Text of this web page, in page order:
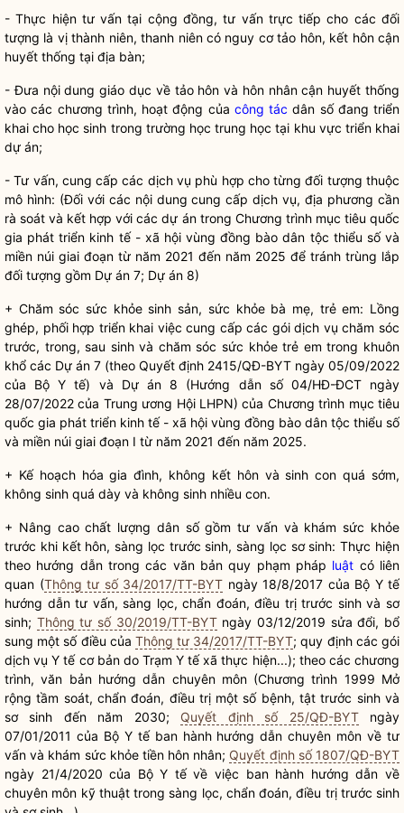
- Thực hiện tư vấn tại cộng đồng, tư vấn trực tiếp cho các đối
tượng là vị thành niên, thanh niên có nguy cơ tảo hôn, kết hôn cận
huyết thống tại địa bàn;
- Đưa nội dung giáo dục về tảo hôn và hôn nhân cận huyết thống
vào các chương trình, hoạt động của công tác dân số đang triển
khai cho học sinh trong trường học trung học tại khu vực triển khai
dự án;
- Tư vấn, cung cấp các dịch vụ phù hợp cho từng đối tượng thuộc
mô hình: (Đối với các nội dung cung cấp dịch vụ, địa phương cần
rà soát và kết hợp với các dự án trong Chương trình mục tiêu quốc
gia phát triển kinh tế - xã hội vùng đồng bàodân tộc thiểu số và
miền núi giai đoạn từ năm 2021 đến năm 2025 để tránh trùng lắp
đối tượng gồm Dự án 7; Dự án 8)
+ Chăm sóc sức khỏe sinh sản, sức khỏe bà mẹ, trẻ em: Lồng
ghép, phối hợp triển khai việc cung cấp các gói dịch vụ chăm sóc
trước, trong, sau sinh và chăm sóc sức khỏe trẻ em trong khuôn
khổ các Dự án 7 (theo Quyết định 2415/QĐ-BYT ngày 05/09/2022
của Bộ Y tế) và Dự án 8 (Hướng dẫn số 04/HĐ-ĐCT ngày
28/07/2022 của Trung ương Hội LHPN) của Chương trình mục tiêu
quốc gia phát triển kinh tế - xã hội vùng đồng bào dân tộc thiểu số
và miền núi giai đoạn I từ năm 2021 đến năm 2025.
+ Kế hoạch hóa gia đình, không kết hôn và sinh con quá sớm,
không sinh quá dày và không sinh nhiều con.
+ Nâng cao chất lượng dân số gồm tư vấn và khám sức khỏe
trước khi kết hôn, sàng lọc trước sinh, sàng lọc sơ sinh: Thực hiện
theo hướng dẫn trong các văn bản quy phạm pháp luật có liên
quan (Thông tư số 34/2017/TT-BYT ngày 18/8/2017 của Bộ Y tế
hướng dẫn tư vấn, sàng lọc, chẩn đoán, điều trị trước sinh và sơ
sinh; Thông tư số 30/2019/TT-BYTngày 03/12/2019 sửa đổi, bổ
sung một số điều của Thông tư 34/2017/TT-BYT; quy định các gói
dịch vụ Y tế cơ bản do Trạm Y tế xã thực hiện...); theo các chương
trình, văn bản hướng dẫn chuyên môn (Chương trình 1999 Mở
rộng tầm soát, chẩn đoán, điều trị một số bệnh, tật trước sinh và
sơ sinh đến năm 2030; Quyết định số 25/QĐ-BYTngày
07/01/2011 của Bộ Y tế ban hành hướng dẫn chuyên môn về tư
vấn và khám sức khỏe tiền hôn nhân; Quyết định số 1807/QĐ-BYT
ngày 21/4/2020 của Bộ Y tế về việc ban hành hướng dẫn về
chuyên môn kỹ thuật trong sàng lọc, chẩn đoán, điều trị trước sinh